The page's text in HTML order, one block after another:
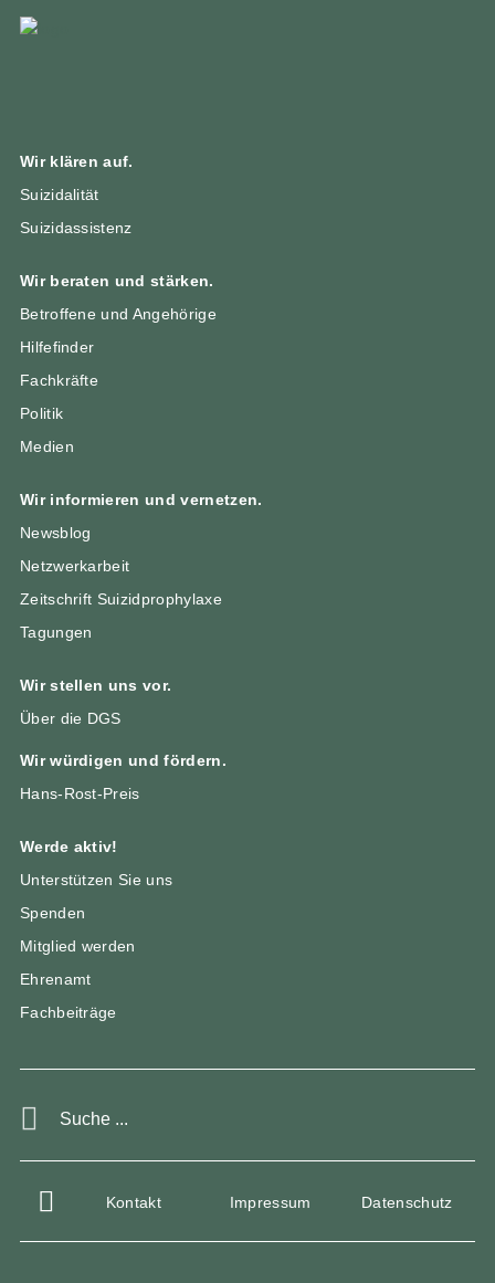
Wir klären auf.
Suizidalität
Suizidassistenz
Wir beraten und stärken.
Betroffene und Angehörige
Hilfefinder
Fachkräfte
Politik
Medien
Wir informieren und vernetzen.
Newsblog
Netzwerkarbeit
Zeitschrift Suizidprophylaxe
Tagungen
Wir stellen uns vor.
Über die DGS
Wir würdigen und fördern.
Hans-Rost-Preis
Werde aktiv!
Unterstützen Sie uns
Spenden
Mitglied werden
Ehrenamt
Fachbeiträge
Kontakt Impressum Datenschutz